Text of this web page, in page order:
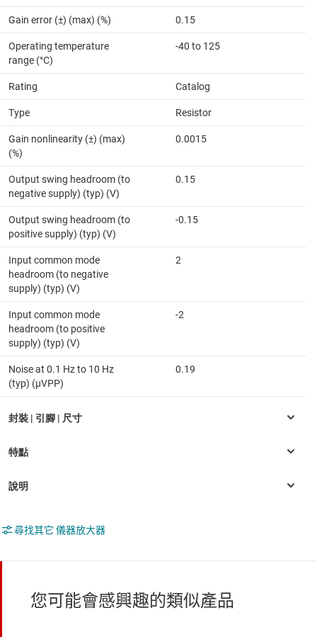
Gain error (±) (max) (%) 0.15
Operating temperature
range (°C)
-40 to 125
Rating Catalog
Type Resistor
Gain nonlinearity (±) (max)
(%)
0.0015
Output swing headroom (to
negative supply) (typ) (V)
0.15
Output swing headroom (to
positive supply) (typ) (V)
-0.15
Input common mode
headroom (to negative
supply) (typ) (V)
2
Input common mode
headroom (to positive
supply) (typ) (V)
-2
Noise at 0.1 Hz to 10 Hz
(typ) (µVPP)
0.19
尋找其它 儀器放大器
您可能會感興趣的類似產品